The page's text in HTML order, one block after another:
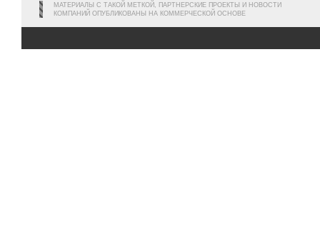
МАТЕРИАЛЫ С ТАКОЙ МЕТКОЙ, ПАРТНЕРСКИЕ ПРОЕКТЫ И НОВОСТИ
КОМПАНИЙ ОПУБЛИКОВАНЫ НА КОММЕРЧЕСКОЙ ОСНОВЕ